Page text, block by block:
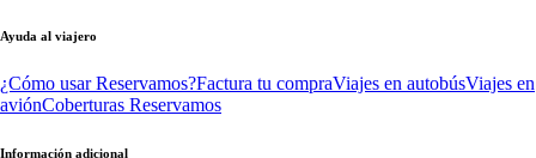
Ayuda al viajero
¿Cómo usar Reservamos?Factura tu compraViajes en autobúsViajes en
aviónCoberturas Reservamos
Información adicional